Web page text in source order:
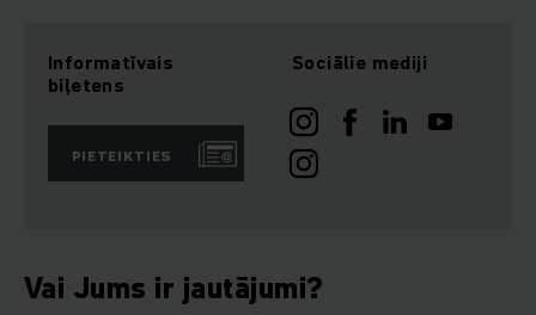
Informatīvais
biļetens
PIETEIKTIES
Sociālie mediji
Vai Jums ir jautājumi?